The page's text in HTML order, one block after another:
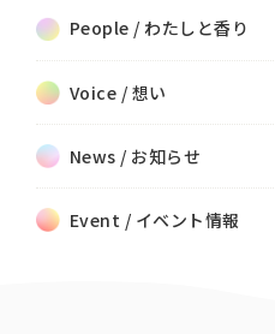
People / わたしと香り
Voice / 想い
News / お知らせ
Event / イベント情報